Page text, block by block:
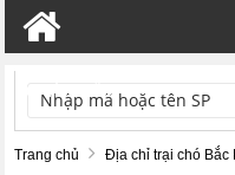
TÌM KIẾM
Trang chủ Địa chỉ trại chó Bắc